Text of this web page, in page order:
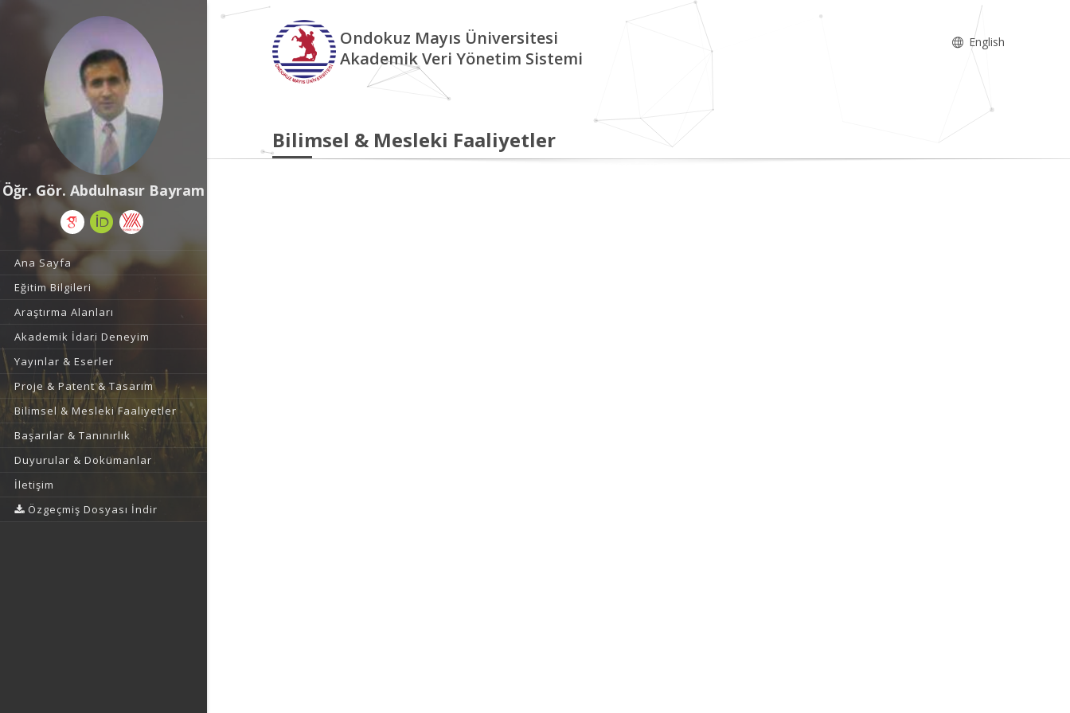
Öğr. Gör. Abdulnasır Bayram
Ana Sayfa
Eğitim Bilgileri
Araştırma Alanları
Akademik İdari Deneyim
Yayınlar & Eserler
Proje & Patent & Tasarım
Bilimsel & Mesleki Faaliyetler
Başarılar & Tanınırlık
Duyurular & Dokümanlar
İletişim
Özgeçmiş Dosyası İndir
Ondokuz Mayıs Üniversitesi
Akademik Veri Yönetim Sistemi
English
Bilimsel & Mesleki Faaliyetler